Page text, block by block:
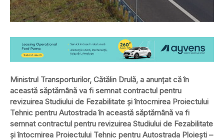
Ministrul Transporturilor, Cătălin Drulă, a anunțat că în
această săptămână va fi semnat contractul pentru
revizuirea Studiului de Fezabilitate și întocmirea Proiectului
Tehnic pentru Autostrada în această săptămână va fi
semnat contractul pentru revizuirea Studiului de Fezabilitate
și întocmirea Proiectului Tehnic pentru Autostrada Ploieşti –